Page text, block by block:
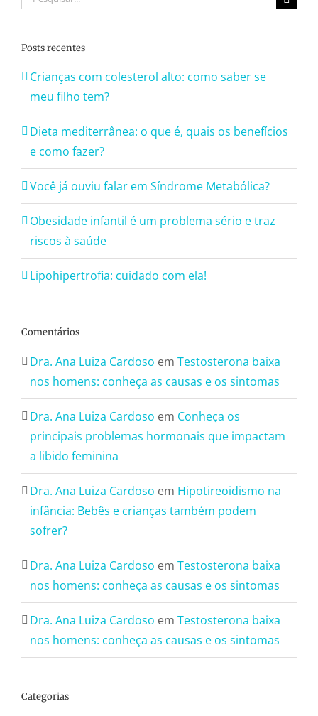
Posts recentes
Crianças com colesterol alto: como saber se
meu filho tem?
Dieta mediterrânea: o que é, quais os benefícios
e como fazer?
Você já ouviu falar em Síndrome Metabólica?
Obesidade infantil é um problema sério e traz
riscos à saúde
Lipohipertrofia: cuidado com ela!
Comentários
Dra. Ana Luiza Cardoso em Testosterona baixa
nos homens: conheça as causas e os sintomas
Dra. Ana Luiza Cardoso em Conheça os
principais problemas hormonais que impactam
a libido feminina
Dra. Ana Luiza Cardoso em Hipotireoidismo na
infância: Bebês e crianças também podem
sofrer?
Dra. Ana Luiza Cardoso em Testosterona baixa
nos homens: conheça as causas e os sintomas
Dra. Ana Luiza Cardoso em Testosterona baixa
nos homens: conheça as causas e os sintomas
Categorias